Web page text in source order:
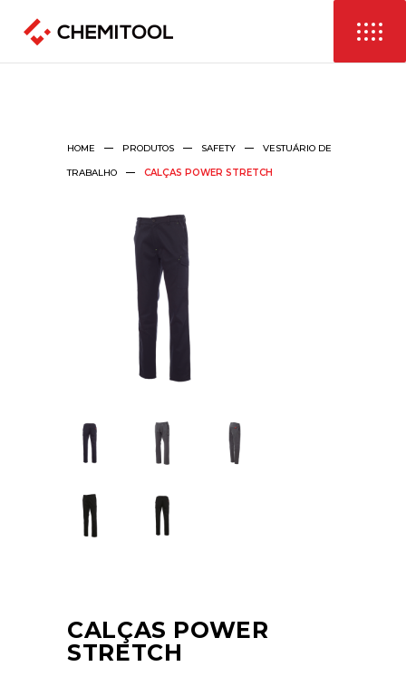
HOME PRODUTOS SAFETY VESTUÁRIO DE
TRABALHO CALÇAS POWER STRETCH
CALÇAS POWER
STRETCH